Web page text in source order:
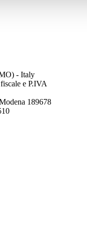
- Italy
e P.IVA
189678